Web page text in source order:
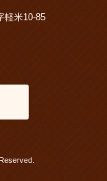
軽米10-85